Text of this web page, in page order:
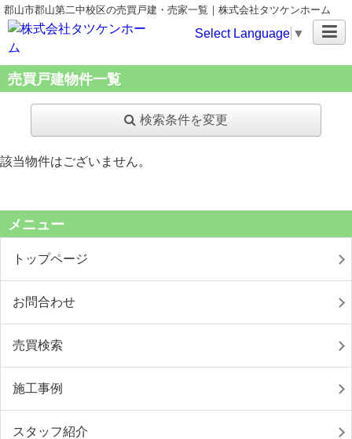
郡山市郡山第二中校区の売買戸建・売家一覧｜株式会社タツケンホーム
Select Language ▼
売買戸建物件一覧
検索条件を変更
該当物件はございません。
メニュー
トップページ
お問合わせ
売買検索
施工事例
スタッフ紹介